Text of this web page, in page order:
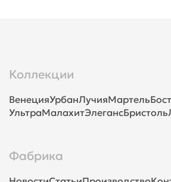
Коллекции
ВенецияУрбанЛучияМартель
УльтраМалахитЭлегансБристоль
Фабрика